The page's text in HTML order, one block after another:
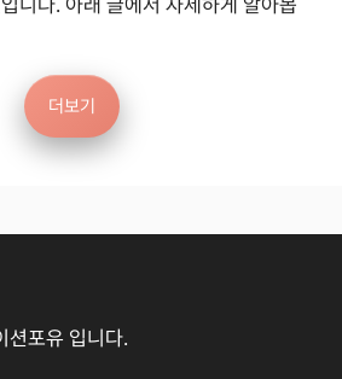
니다. 아래 글에서 자세하게 알아봅
더보기
션포유 입니다.